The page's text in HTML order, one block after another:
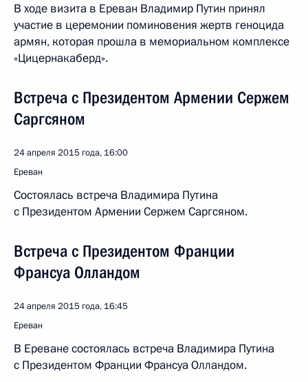
В ходе визита в Ереван Владимир Путин принял
участие в церемонии поминовения жертв геноцида
армян, которая прошла в мемориальном комплексе
«Цицернакаберд».
Встреча с Президентом Армении Сержем
Саргсяном
24 апреля 2015 года, 16:00
Ереван
Состоялась встреча Владимира Путина
с Президентом Армении Сержем Саргсяном.
Встреча с Президентом Франции
Франсуа Олландом
24 апреля 2015 года, 16:45
Ереван
В Ереване состоялась встреча Владимира Путина
с Президентом Франции Франсуа Олландом.